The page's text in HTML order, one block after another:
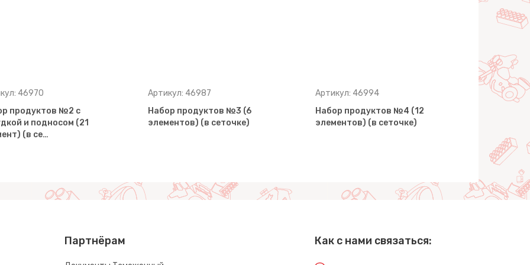
46970
продуктов №2 с
и подносом (21
(в се…
Артикул: 46987
Набор продуктов №3 (6
элементов) (в сеточке)
Артикул: 46994
Набор продуктов №4 (12
элементов) (в сеточке)
Артикул:
Партнёрам Как с нами связаться: